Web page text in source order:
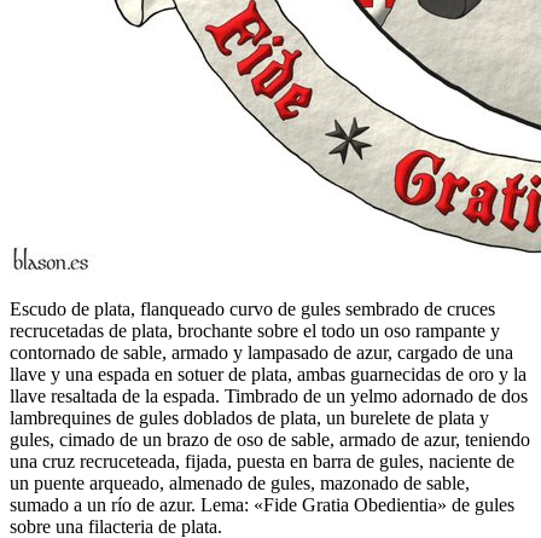
Escudo de plata, flanqueado curvo de gules sembrado de cruces
recrucetadas de plata, brochante sobre el todo un oso rampante y
contornado de sable, armado y lampasado de azur, cargado de una
llave y una espada en sotuer de plata, ambas guarnecidas de oro y la
llave resaltada de la espada. Timbrado de un yelmo adornado de dos
lambrequines de gules doblados de plata, un burelete de plata y
gules, cimado de un brazo de oso de sable, armado de azur, teniendo
una cruz recruceteada, fijada, puesta en barra de gules, naciente de
un puente arqueado, almenado de gules, mazonado de sable,
sumado a un río de azur. Lema: «Fide Gratia Obedientia» de gules
sobre una filacteria de plata.